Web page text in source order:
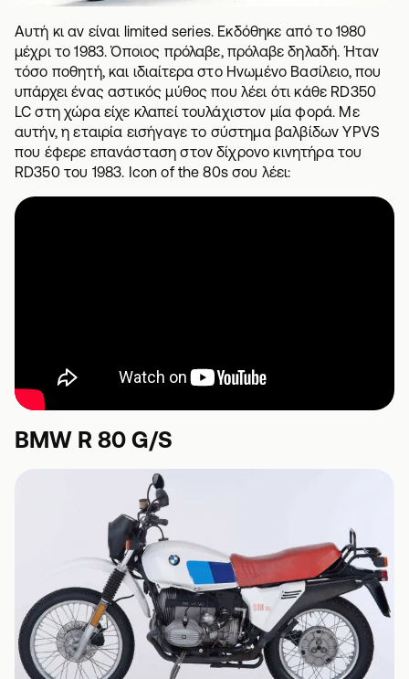
Αυτή κι αν είναι limited series. Εκδόθηκε από το 1980
μέχρι το 1983. Όποιος πρόλαβε, πρόλαβε δηλαδή. Ήταν
τόσο ποθητή, και ιδιαίτερα στο Ηνωμένο Βασίλειο, που
υπάρχει ένας αστικός μύθος που λέει ότι κάθε RD350
LC στη χώρα είχε κλαπεί τουλάχιστον μία φορά. Με
αυτήν, η εταιρία εισήγαγε το σύστημα βαλβίδων YPVS
που έφερε επανάσταση στον δίχρονο κινητήρα του
RD350 του 1983. Icon of the 80s σου λέει:
BMW R 80 G/S